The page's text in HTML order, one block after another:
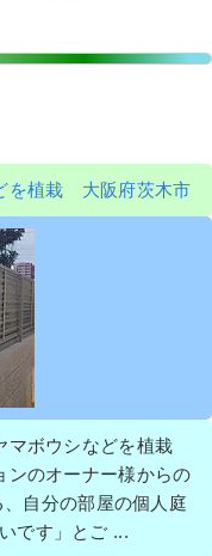
を植栽 大阪府茨木市
マボウシなどを植栽
ンのオーナー様からの
自分の部屋の個人庭
です」とご ...